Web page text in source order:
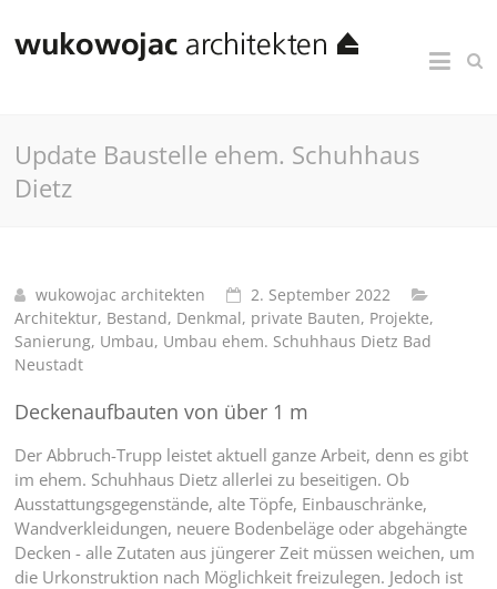
Update Baustelle ehem. Schuhhaus
Dietz
wukowojac architekten
2. September 2022
Architektur, Bestand, Denkmal, private Bauten, Projekte,
Sanierung, Umbau, Umbau ehem. Schuhhaus Dietz Bad
Neustadt
Deckenaufbauten von über 1 m
Der Abbruch-Trupp leistet aktuell ganze Arbeit, denn es gibt
im ehem. Schuhhaus Dietz allerlei zu beseitigen. Ob
Ausstattungsgegenstände, alte Töpfe, Einbauschränke,
Wandverkleidungen, neuere Bodenbeläge oder abgehängte
Decken - alle Zutaten aus jüngerer Zeit müssen weichen, um
die Urkonstruktion nach Möglichkeit freizulegen. Jedoch ist